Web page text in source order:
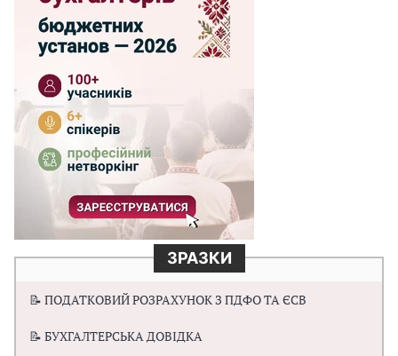
ЗРАЗКИ
📝 ПОДАТКОВИЙ РОЗРАХУНОК З ПДФО ТА ЄСВ
📝 БУХГАЛТЕРСЬКА ДОВІДКА